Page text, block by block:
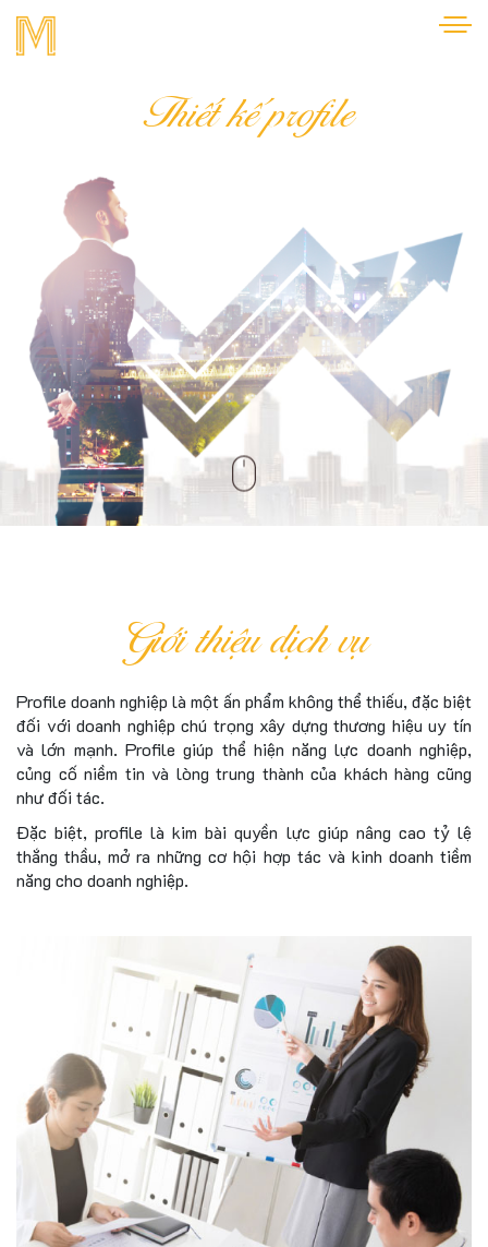
Thiết kế profile
Giới thiệu dịch vụ
Profile doanh nghiệp là một ấn phẩm không thể thiếu, đặc biệt
đối với doanh nghiệp chú trọng xây dựng thương hiệu uy tín
và lớn mạnh. Profile giúp thể hiện năng lực doanh nghiệp,
củng cố niềm tin và lòng trung thành của khách hàng cũng
như đối tác.
Đặc biệt, profile là kim bài quyền lực giúp nâng cao tỷ lệ
thắng thầu, mở ra những cơ hội hợp tác và kinh doanh tiềm
năng cho doanh nghiệp.